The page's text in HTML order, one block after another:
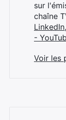
sur
chaîne
LinkedIn,
-
Voir les